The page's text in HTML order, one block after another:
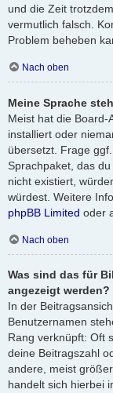
und die Zeit
vermutlich falsch.
Problem beheben
Nach oben
Meine Sprache
Meist hat die Board-
installiert oder
übersetzt. Frage
Sprachpaket, das
nicht existiert,
würdest. Weitere
phpBB Limited oder
Nach oben
Was sind das für
angezeigt werden?
In der
Benutzernamen
Rang verknüpft: Oft
deine Beitragszahl
andere, meist
handelt sich hierbei